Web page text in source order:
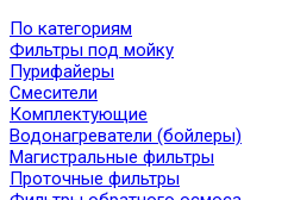
По категориям
Фильтры под мойку
Пурифайеры
Смесители
Комплектующие
Водонагреватели (бойлеры)
Магистральные фильтры
Проточные фильтры